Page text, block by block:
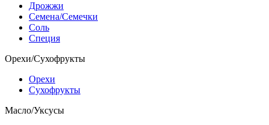
Дрожжи
Семена/Семечки
Соль
Специя
Орехи/Сухофрукты
Орехи
Сухофрукты
Масло/Уксусы